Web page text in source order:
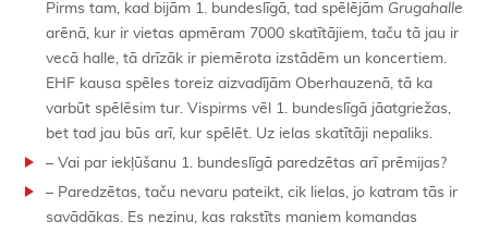
Pirms tam, kad bijām 1. bundeslīgā, tad spēlējām Grugahalle
arēnā, kur ir vietas apmēram 7000 skatītājiem, taču tā jau ir
vecā halle, tā drīzāk ir piemērota izstādēm un koncertiem.
EHF kausa spēles toreiz aizvadījām Oberhauzenā, tā ka
varbūt spēlēsim tur. Vispirms vēl 1. bundeslīgā jāatgriežas,
bet tad jau būs arī, kur spēlēt. Uz ielas skatītāji nepaliks.
– Vai par iekļūšanu 1. bundeslīgā paredzētas arī prēmijas?
– Paredzētas, taču nevaru pateikt, cik lielas, jo katram tās ir
savādākas. Es nezinu, kas rakstīts maniem komandas